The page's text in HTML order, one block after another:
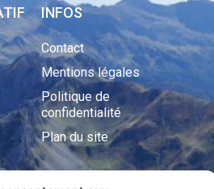
INFOS
Contact
Mentions légales
Politique de
confidentialité
Plan du site